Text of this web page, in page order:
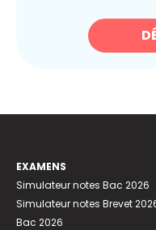
EXAMENS
Simulateur notes Bac 2026
Simulateur notes Brevet
Bac 2026